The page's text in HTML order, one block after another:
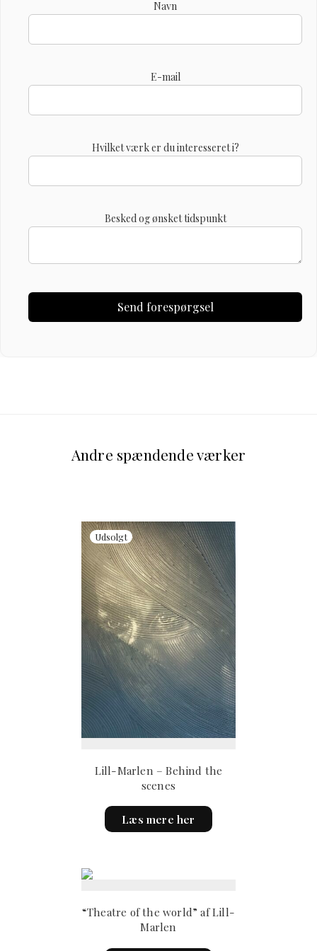
Navn
E-mail
Hvilket værk er du interesseret i?
Besked og ønsket tidspunkt
Andre spændende værker
Lill-Marlen – Behind the
scenes
Læs mere her
“Theatre of the world” af Lill-
Marlen